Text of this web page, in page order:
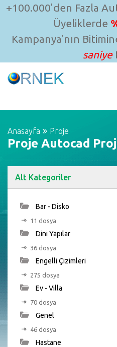
+100.000'den Fazla
Üyeliklerde
Kampanya'nın
saniye
Anasayfa Proje
Proje Autocad
Alt Kategoriler
Bar - Disko
11 dosya
Dini Yapılar
36 dosya
Engelli Çizimleri
275 dosya
Ev - Villa
70 dosya
Genel
46 dosya
Hastane